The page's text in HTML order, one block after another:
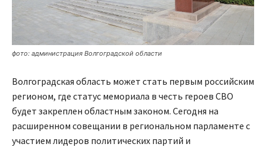
фото: администрация Волгоградской области
Волгоградская область может стать первым российским
регионом, где статус мемориала в честь героев СВО
будет закреплен областным законом. Сегодня на
расширенном совещании в региональном парламенте с
участием лидеров политических партий и